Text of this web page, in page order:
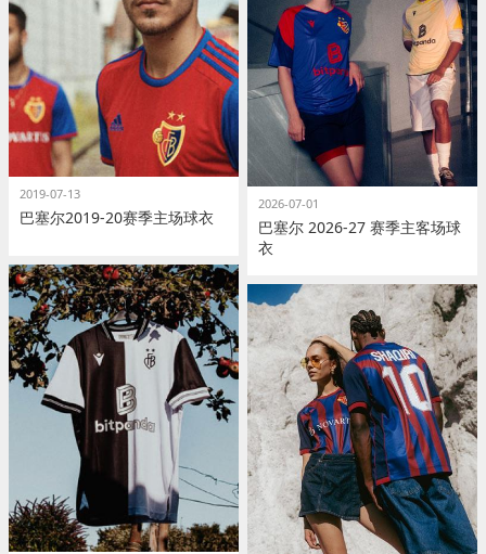
2019-07-13
巴塞尔2019-20赛季主场球衣
2026-07-01
巴塞尔 2026-27 赛季主客场球
衣